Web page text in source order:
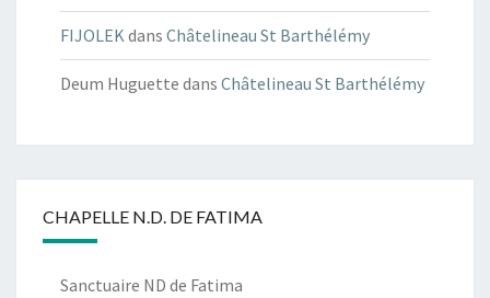
FIJOLEKdans Châtelineau St Barthélémy
Deum Huguette dans Châtelineau St Barthélémy
CHAPELLE N.D. DE FATIMA
Sanctuaire ND de Fatima